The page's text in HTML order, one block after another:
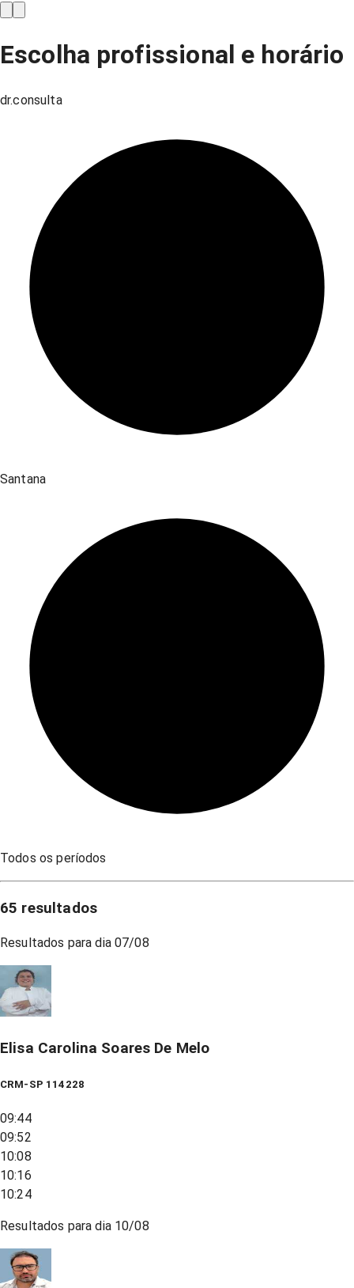
Escolha profissional e horário
dr.consulta
Santana
Todos os períodos
65 resultados
Resultados para dia07/08
Elisa Carolina Soares De Melo
CRM-SP 114228
09:44
09:52
10:08
10:16
10:24
Resultados para dia 10/08